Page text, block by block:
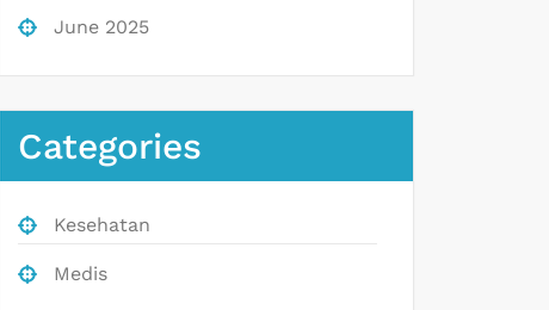
June 2025
Categories
Kesehatan
Medis